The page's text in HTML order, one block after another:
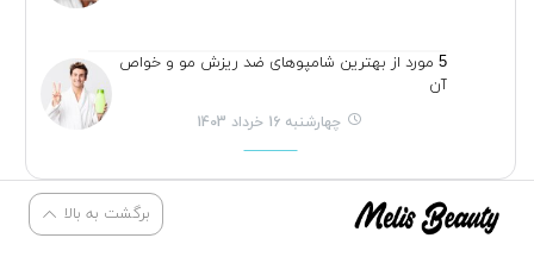
5 مورد از بهترین شامپوهای ضد ریزش مو و خواص
آن
چهارشنبه 16 خرداد 1403
برگشت به بالا